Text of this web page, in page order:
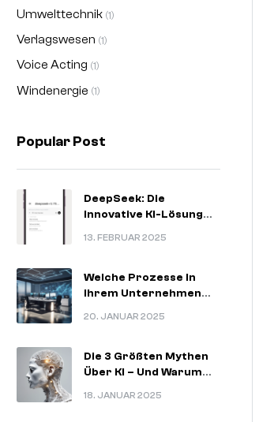
Umwelttechnik (1)
Verlagswesen (1)
Voice Acting (1)
Windenergie (1)
Popular Post
13. FEBRUAR 2025
DeepSeek: Die
Innovative KI-Lösung
20. JANUAR 2025
Welche Prozesse In
Ihrem Unternehmen
18. JANUAR 2025
Die 3 Größten Mythen
Über KI – Und Warum